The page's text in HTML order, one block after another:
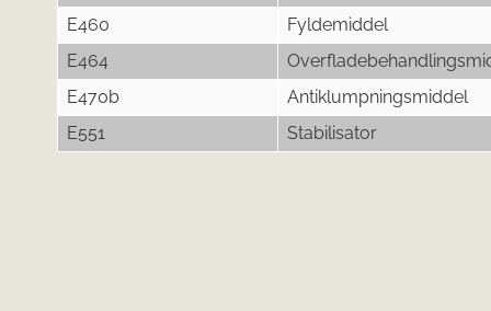
E460
Fyldemiddel
E464
E470b
Antiklumpningsmiddel
E551
Stabilisator